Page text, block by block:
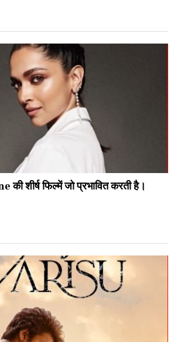
शीर्ष फिल्में जो प्रभावित करती है।